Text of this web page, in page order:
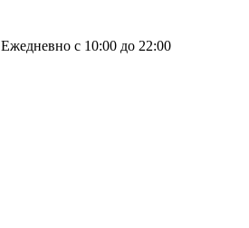
Ежедневно с 10:00 до 22:00